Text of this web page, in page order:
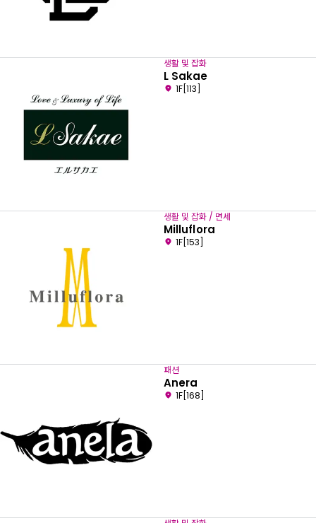
생활 및 잡화
L Sakae
1F[113]
생활 및 잡화 / 면세
Milluflora
1F[153]
패션
Anera
1F[168]